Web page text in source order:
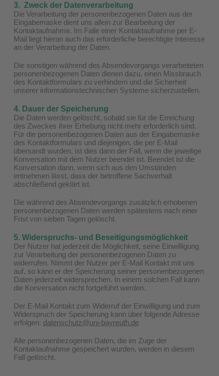
3. Zweck der Datenverarbeitung
Die Verarbeitung der personenbezogenen Daten aus der
Eingabemaske dient uns allein zur Bearbeitung der
Kontaktaufnahme. Im Falle einer Kontaktaufnahme per E-
Mail liegt hieran auch das erforderliche berechtigte Interesse
an der Verarbeitung der Daten.
Die sonstigen während des Absendevorgangs verarbeiteten
personenbezogenen Daten dienen dazu, einen Missbrauch
des Kontaktformulars zu verhindern und die Sicherheit
unserer informationstechnischen Systeme sicherzustellen.
4. Dauer der Speicherung
Die Daten werden gelöscht, sobald sie für die Erreichung
des Zweckes ihrer Erhebung nicht mehr erforderlich sind.
Für die personenbezogenen Daten aus der Eingabemaske
des Kontaktformulars und diejenigen, die per E-Mail
übersandt wurden, ist dies dann der Fall, wenn die jeweilige
Konversation mit dem Nutzer beendet ist. Beendet ist die
Konversation dann, wenn sich aus den Umständen
entnehmen lässt, dass der betroffene Sachverhalt
abschließend geklärt ist.
Die während des Absendevorgangs zusätzlich erhobenen
personenbezogenen Daten werden spätestens nach einer
Frist von sieben Tagen gelöscht.
5. Widerspruchs- und Beseitigungsmöglichkeit
Der Nutzer hat jederzeit die Möglichkeit, seine Einwilligung
zur Verarbeitung der personenbezogenen Daten zu
widerrufen. Nimmt der Nutzer per E-Mail Kontakt mit uns
auf, so kann er der Speicherung seiner personenbezogenen
Daten jederzeit widersprechen. In einem solchen Fall kann
die Konversation nicht fortgeführt werden.
Der E-Mail Kontakt zum Widerruf der Einwilligung und zum
Widerspruch der Speicherung kann über folgende Adresse
erfolgen: datenschutz@uni-bayreuth.de
Alle personenbezogenen Daten, die im Zuge der
Kontaktaufnahme gespeichert wurden, werden in diesem
Fall gelöscht.